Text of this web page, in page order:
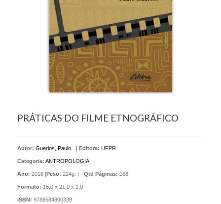
PRÁTICAS DO FILME ETNOGRÁFICO
Autor: Guerios, Paulo Editora: UFPR
Categoria: ANTROPOLOGIA
Ano: 2016 | Peso: 224g. | Qtd Páginas: 168
Formato: 15,0 x 21,0 x 1,0
ISBN: 9788584800339